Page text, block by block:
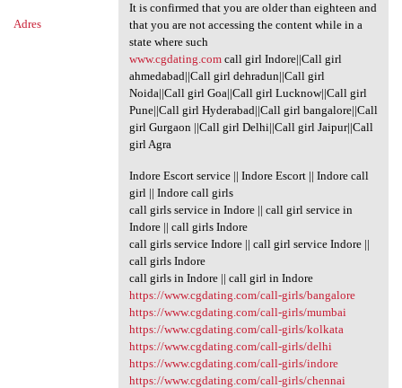
Adres
It is confirmed that you are older than eighteen and
that you are not accessing the content while in a
state where such
www.cgdating.comcall girl Indore||Call girl
ahmedabad||Call girl dehradun||Call girl
Noida||Call girl Goa||Call girl Lucknow||Call girl
Pune||Call girl Hyderabad||Call girl bangalore||Call
girl Gurgaon ||Call girl Delhi||Call girl Jaipur||Call
girl Agra
Indore Escort service || Indore Escort || Indore call
girl || Indore call girls
call girls service in Indore || call girl service in
Indore || call girls Indore
call girls service Indore || call girl service Indore ||
call girls Indore
call girls in Indore || call girl in Indore
https://www.cgdating.com/call-girls/bangalore
https://www.cgdating.com/call-girls/mumbai
https://www.cgdating.com/call-girls/kolkata
https://www.cgdating.com/call-girls/delhi
https://www.cgdating.com/call-girls/indore
https://www.cgdating.com/call-girls/chennai